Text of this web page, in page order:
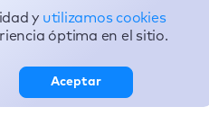
y utilizamos cookies
óptima en el sitio.
Aceptar